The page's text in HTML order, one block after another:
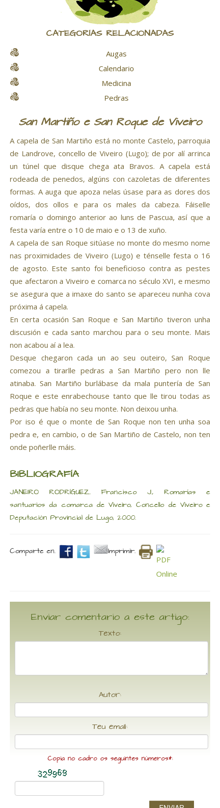
CATEGORÍAS RELACIONADAS
Augas
Calendario
Medicina
Pedras
San Martiño e San Roque de Viveiro
A capela de San Martiño está no monte Castelo, parroquia
de Landrove, concello de Viveiro (Lugo); de por alí arrinca
un túnel que disque chega ata Bravos. A capela está
rodeada de penedos, algúns con cazoletas de diferentes
formas. A auga que apoza nelas úsase para as dores dos
oídos, dos ollos e para os males da cabeza. Fáiselle
romaría o domingo anterior ao luns de Pascua, así que a
festa varía entre o 10 de maio e o 13 de xuño.
A capela de san Roque sitúase no monte do mesmo nome
nas proximidades de Viveiro (Lugo) e ténselle festa o 16
de agosto. Este santo foi beneficioso contra as pestes
que afectaron a Viveiro e comarca no século XVI, e mesmo
se asegura que a imaxe do santo se apareceu nunha cova
próxima á capela.
En certa ocasión San Roque e San Martiño tiveron unha
discusión e cada santo marchou para o seu monte. Mais
non acabou aí a lea.
Desque chegaron cada un ao seu outeiro, San Roque
comezou a tirarlle pedras a San Martiño pero non lle
atinaba. San Martiño burlábase da mala puntería de San
Roque e este enrabechouse tanto que lle tirou todas as
pedras que había no seu monte. Non deixou unha.
Por iso é que o monte de San Roque non ten unha soa
pedra e, en cambio, o de San Martiño de Castelo, non ten
onde poñerlle máis.
BIBLIOGRAFÍA
JANEIRO RODRÍGUEZ. Francisco J., Romarías e
santuarios da comarca de Viveiro, Concello de Viveiro e
Deputación Provincial de Lugo, 2000.
Comparte en. Imprimir.
Enviar comentario a este artigo:
Texto:
Autor:
Teu email:
Copia no cadro os seguintes números*: